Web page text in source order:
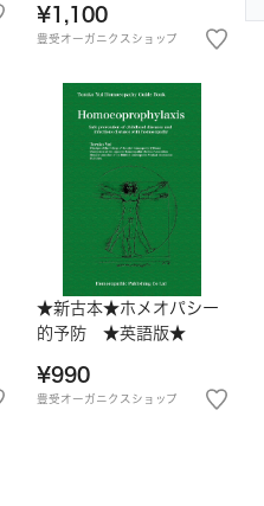
¥1,100
豊受オーガニクスショップ
★新古本★ホメオパシー
的予防 ★英語版★
¥990
豊受オーガニクスショップ